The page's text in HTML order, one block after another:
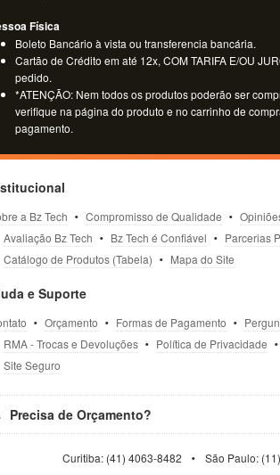
Física
Boleto Bancário à vista ou transferencia bancária.
Cartão de Crédito em até 12x, COM TARIFA E/OU
pedido.
*ATENÇÃO: Nem todos os produtos poderão ser
verifique na página do produto e no carrinho de
pagamento.
a Bz Tech Compromisso de Qualidade
Avaliação Bz Tech
Bz Tech é Confiável
Parcerias
Catálogo de Produtos (Tabela)
Mapa do Site
e Suporte
Orçamento Formas de Pagamento
RMA - Trocas e Devoluções
Política de Privacidade
Site Seguro
Precisa de Orçamento?
Curitiba: (41) 4063-8482 São Paulo: